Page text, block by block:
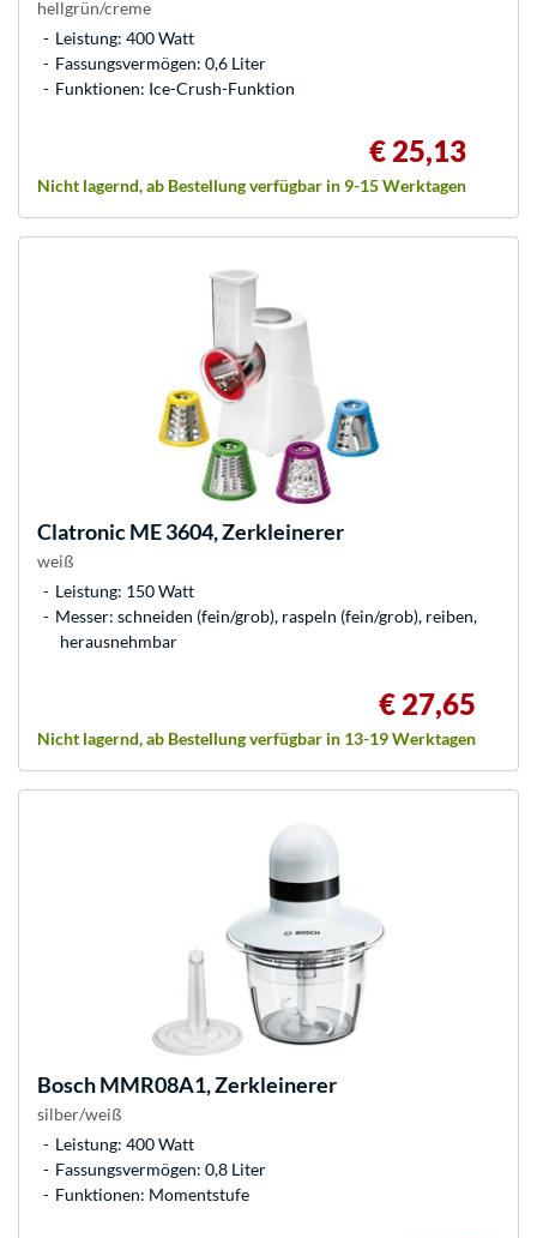
hellgrün/creme
Leistung: 400 Watt
Fassungsvermögen: 0,6 Liter
Funktionen: Ice-Crush-Funktion
€ 25,13
Nicht lagernd, ab Bestellung verfügbar in 9-15 Werktagen
ClatronicME 3604, Zerkleinerer
weiß
Leistung: 150 Watt
Messer: schneiden (fein/grob), raspeln (fein/grob), reiben,
herausnehmbar
€ 27,65
Nicht lagernd, ab Bestellung verfügbar in 13-19 Werktagen
BoschMMR08A1, Zerkleinerer
silber/weiß
Leistung: 400 Watt
Fassungsvermögen: 0,8 Liter
Funktionen: Momentstufe